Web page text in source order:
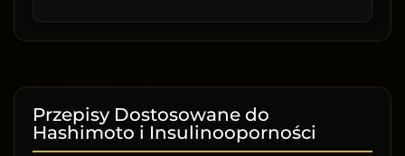
Przepisy Dostosowane do
Hashimoto i Insulinooporności